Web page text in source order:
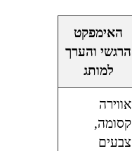
האימפקט
הרגשי והערך
למותג
אווירה
קסומה,
צבעים